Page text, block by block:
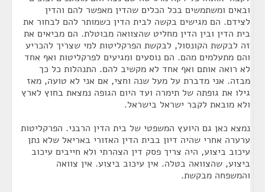
ובאים ומשתמשים בכל הכלים שהדין מאפשר להם והדין
לצידם. הם מגישים בקשה לבית הדין כשמותר להם לבחור את
בית הדין ובין הדין מחליט שהצוואה מבוטלת. הם מביאים את
זה לבקשת הקונסול, לבקשת הפרקליטות למי שצריך להכריע
והם מתעלמים מהם. הם נוסעים ומגיעים לפרקליטות ואף אחד
לא רואה אותם ואף אחד לא מקשיב להם. התנהלות כל כך
מבזה. אני מדברת על מעל שנה וחצי, אם אני לא טועה, מאז
גילו את גופתה של תימרה ועד היום הגופה נמצאת בחוץ לארץ
ולא מובאת לקבר ישראל בישראל.
נמצא כאן גם היועץ המשפטי של בית הדין הרבני. הפרקליטות
ערערה אחרי שהיה דיון בבית הדין האזורי באריאל שלא נתן
עיכוב ביצוע, היה צריך פסק דין הצהרתי ולא חייבים עיכוב
ביצוע, שהצוואה בטלה. אין עיכוב ביצוע. אין צוואה
והמשפחה מבקשת.